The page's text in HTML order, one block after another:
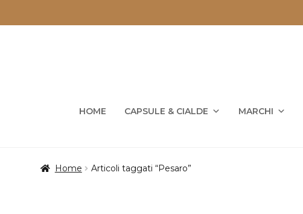
HOME CAPSULE & CIALDE MARCHI
Home Articoli taggati “Pesaro”